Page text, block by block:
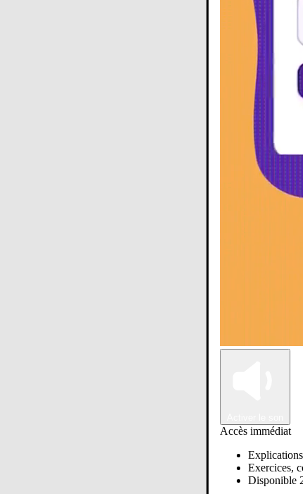
Accès immédiat
Explications
Exercices,
Disponible